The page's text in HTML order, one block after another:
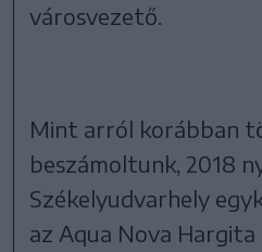
városvezető.
Mint arról korábban
beszámoltunk, 2018
Székelyudvarhely
az Aqua Nova Hargita